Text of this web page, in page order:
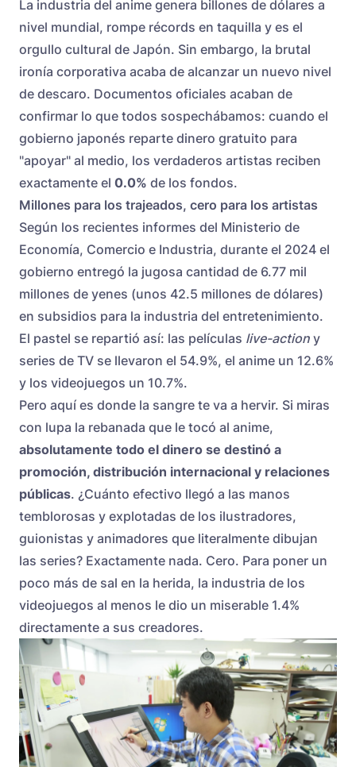
La industria del anime genera billones de dólares a
nivel mundial, rompe récords en taquilla y es el
orgullo cultural de Japón. Sin embargo, la brutal
ironía corporativa acaba de alcanzar un nuevo nivel
de descaro. Documentos oficiales acaban de
confirmar lo que todos sospechábamos: cuando el
gobierno japonés reparte dinero gratuito para
"apoyar" al medio, los verdaderos artistas reciben
exactamente el 0.0% de los fondos.
Millones para los trajeados, cero para los artistas
Según los recientes informes del Ministerio de
Economía, Comercio e Industria, durante el 2024 el
gobierno entregó la jugosa cantidad de 6.77 mil
millones de yenes (unos 42.5 millones de dólares)
en subsidios para la industria del entretenimiento.
El pastel se repartió así: las películas live-action y
series de TV se llevaron el 54.9%, el anime un 12.6%
y los videojuegos un 10.7%.
Pero aquí es donde la sangre te va a hervir. Si miras
con lupa la rebanada que le tocó al anime,
absolutamente todo el dinero se destinó a
promoción, distribución internacional y relaciones
públicas. ¿Cuánto efectivo llegó a las manos
temblorosas y explotadas de los ilustradores,
guionistas y animadores que literalmente dibujan
las series? Exactamente nada. Cero. Para poner un
poco más de sal en la herida, la industria de los
videojuegos al menos le dio un miserable 1.4%
directamente a sus creadores.